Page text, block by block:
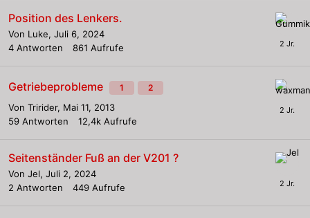
Position des Lenkers.
Von Luke, Juli 6, 2024
4 Antworten 861 Aufrufe
Getriebeprobleme 1 2
Von Tririder, Mai 11, 2013
59 Antworten 12,4k Aufrufe
Seitenständer Fuß an der V201 ?
Von Jel, Juli 2, 2024
2 Antworten 449 Aufrufe